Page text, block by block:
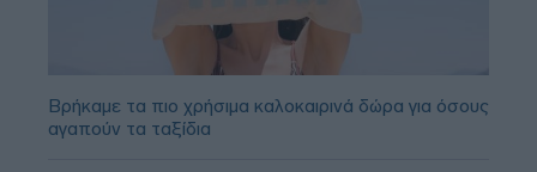
Βρήκαμε τα πιο χρήσιμα καλοκαιρινά δώρα για όσους
αγαπούν τα ταξίδια